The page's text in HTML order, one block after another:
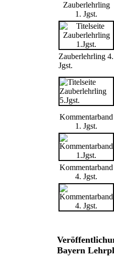
Zauberlehrling
1. Jgst.
Zauberlehrling 4.
Jgst.
Kommentarband
1. Jgst.
Kommentarband
4. Jgst.
Bayern